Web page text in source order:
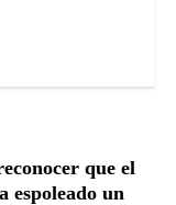
que el
espoleado un